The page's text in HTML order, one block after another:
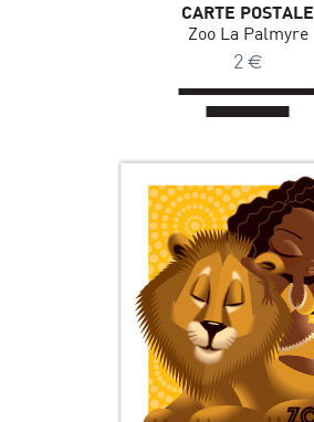
CARTE POSTALE
Zoo La Palmyre
2 €